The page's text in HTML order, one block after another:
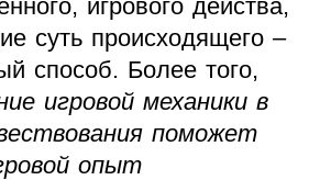
игрового действа,
суть происходящего –
способ. Более того,
игровой механики в
поможет
опыт